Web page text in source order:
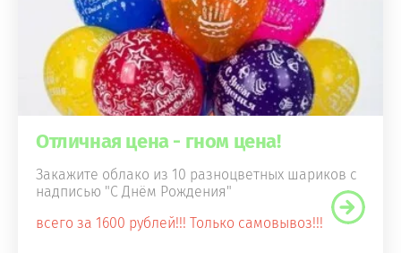
Отличная цена - гном цена!
Закажите облако из 10 разноцветных шариков с
надписью "С Днём Рождения"
всего за 1600 рублей!!! Только самовывоз!!!